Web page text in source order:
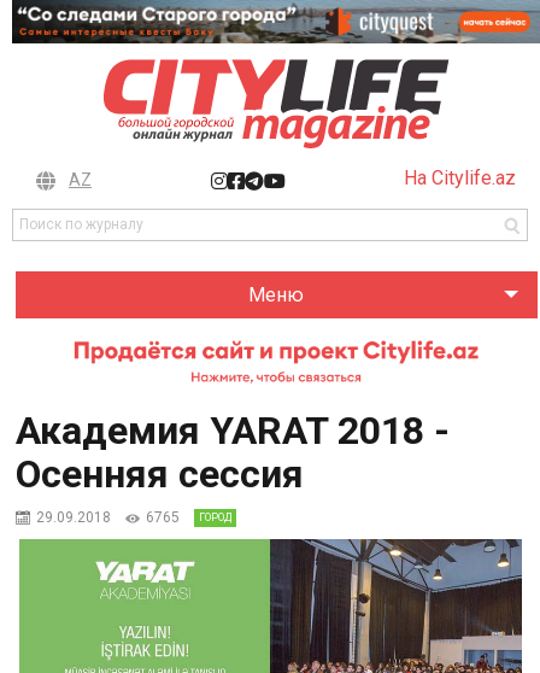
AZ На Citylife.az
Меню
Академия YARAT 2018 -
Осенняя сессия
29.09.2018 6765 ГОРОД